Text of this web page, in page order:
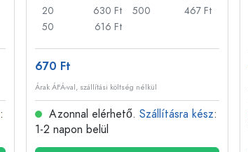
:
20
630 Ft
50
616 Ft
500
467 Ft
670 Ft
Árak ÁFÁ-val, szállítási költség nélkül
Azonnal elérhető. Szállításra kész:
1-2 napon belül